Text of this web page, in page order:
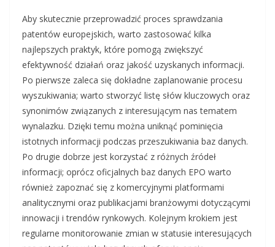
Aby skutecznie przeprowadzić proces sprawdzania
patentów europejskich, warto zastosować kilka
najlepszych praktyk, które pomogą zwiększyć
efektywność działań oraz jakość uzyskanych informacji.
Po pierwsze zaleca się dokładne zaplanowanie procesu
wyszukiwania; warto stworzyć listę słów kluczowych oraz
synonimów związanych z interesującym nas tematem
wynalazku. Dzięki temu można uniknąć pominięcia
istotnych informacji podczas przeszukiwania baz danych.
Po drugie dobrze jest korzystać z różnych źródeł
informacji; oprócz oficjalnych baz danych EPO warto
również zapoznać się z komercyjnymi platformami
analitycznymi oraz publikacjami branżowymi dotyczącymi
innowacji i trendów rynkowych. Kolejnym krokiem jest
regularne monitorowanie zmian w statusie interesujących